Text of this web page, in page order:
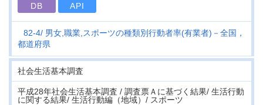
DB API
82-4 男女,職業,スポーツの種類別行動者率(有業者)－全国，
都道府県
社会生活基本調査
平成28年社会生活基本調査 / 調査票Ａに基づく結果/ 生活行動
に関する結果/ 生活行動編（地域）/ スポーツ